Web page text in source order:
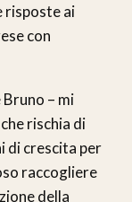
risposte ai
con
– mi
rischia di
di crescita per
raccogliere
della